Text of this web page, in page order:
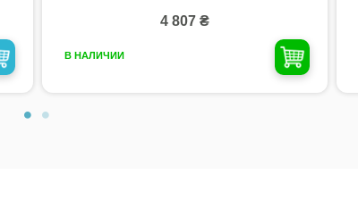
4 807 ₴
В НАЛИЧИИ